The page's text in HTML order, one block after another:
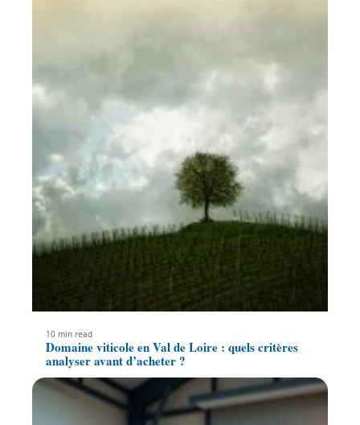
10 min read
Domaine viticole en Val de Loire : quels critères
analyser avant d’acheter ?